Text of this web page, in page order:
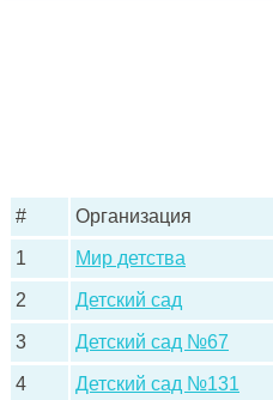
# Организация
1 Мир детства
2 Детский сад
3 Детский сад №67
4 Детский сад №131